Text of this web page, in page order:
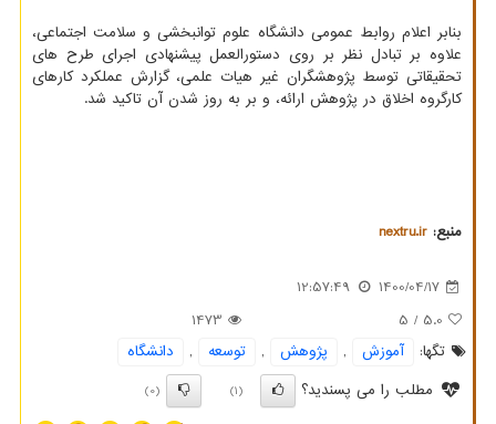
بنابر اعلام روابط عمومی دانشگاه علوم توانبخشی و سلامت اجتماعی،
علاوه بر تبادل نظر بر روی دستورالعمل پیشنهادی اجرای طرح های
تحقیقاتی توسط پژوهشگران غیر هیات علمی، گزارش عملکرد کارهای
کارگروه اخلاق در پژوهش ارائه، و بر به روز شدن آن تاکید شد.
منبع: nextru.ir
1400/04/17
12:57:49
5.0
/ 5
1473
تگها:
آموزش , پژوهش , توسعه ,
دانشگاه
مطلب را می پسندید؟
(1)
(0)